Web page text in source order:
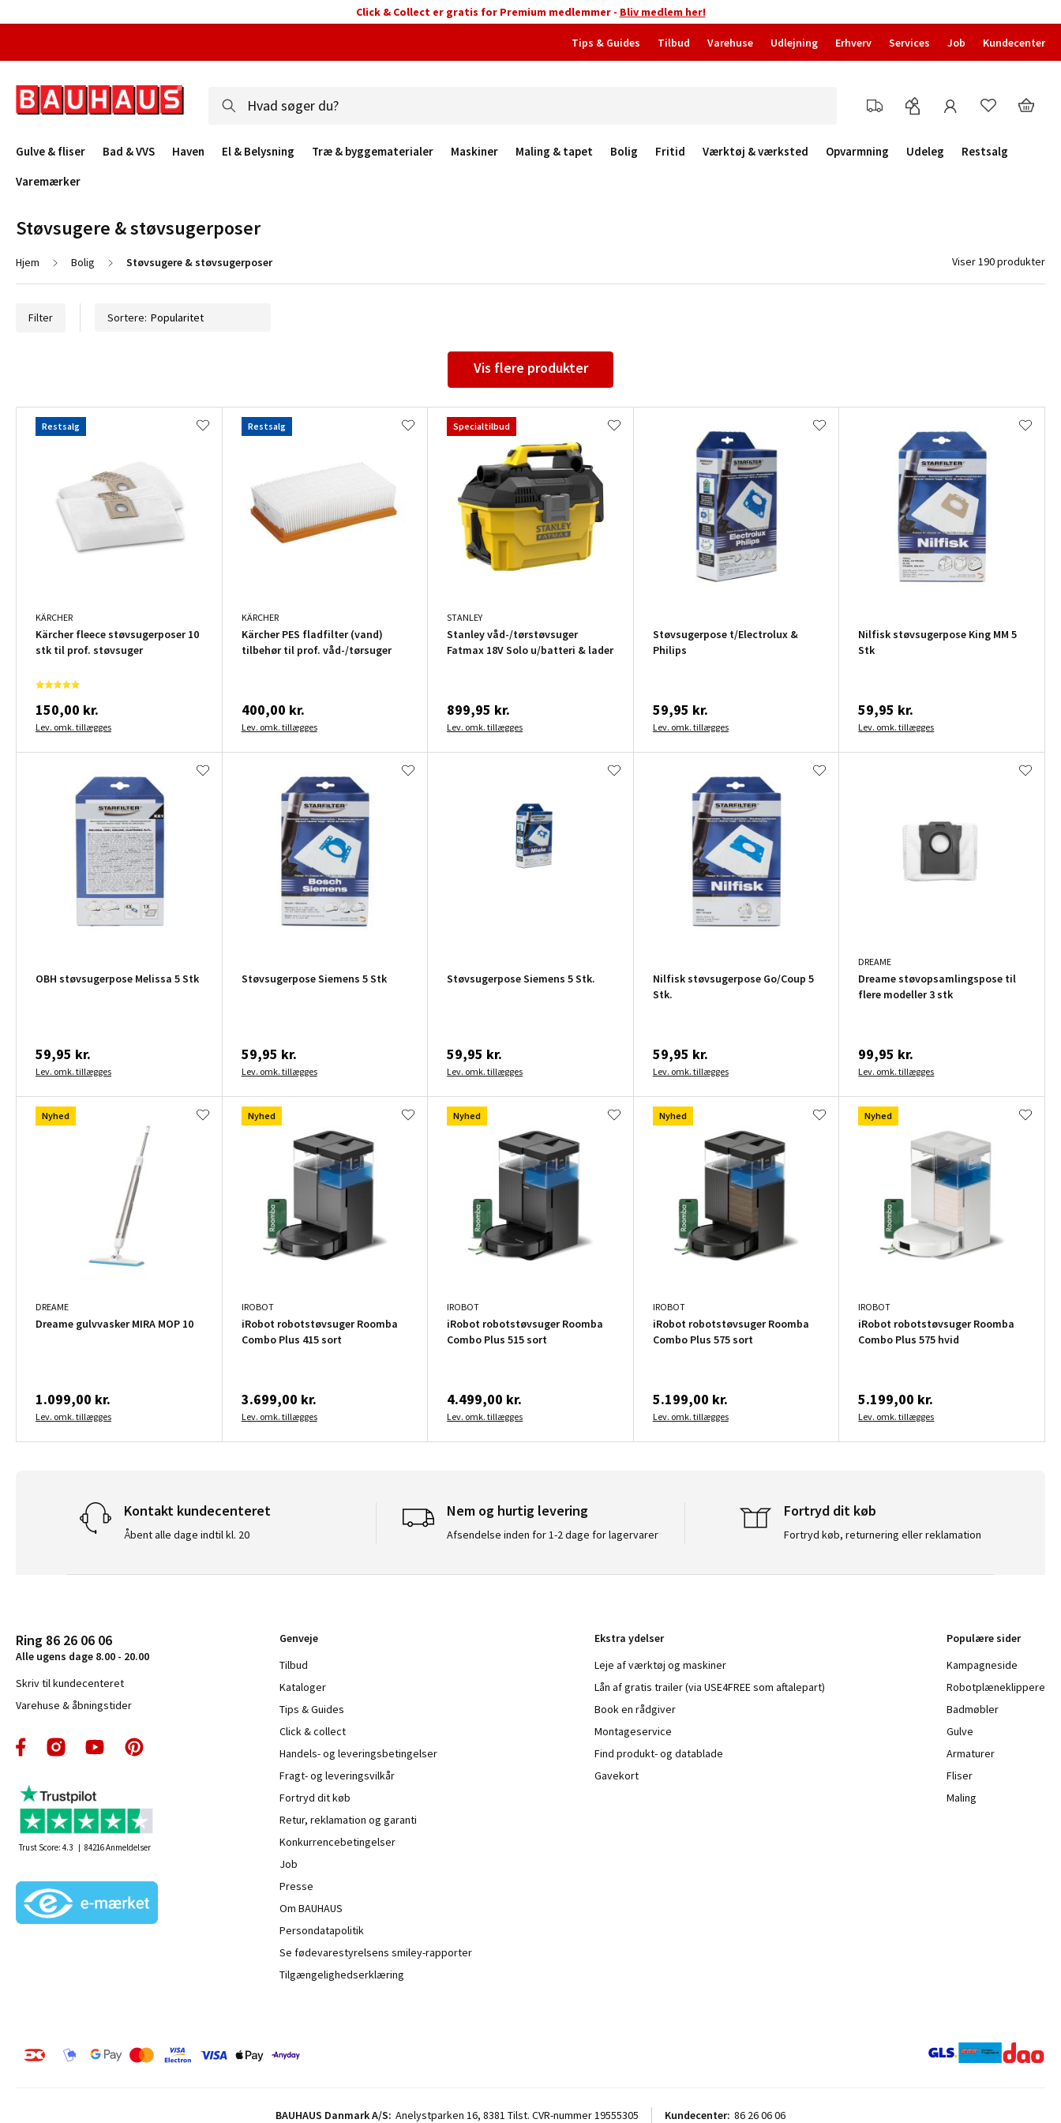
Click & Collect er gratis for Premium medlemmer - Bliv medlem her!
Tips & Guides Tilbud Varehuse Udlejning Erhverv Services Job Kundecenter
Gulve & fliser Bad & VVS Haven El & Belysning Træ & byggematerialer Maskiner Maling & tapet Bolig Fritid Værktøj & værksted Opvarmning Udeleg
Restsalg
Varemærker
Filter Sortere:
Vis flere produkter
Restsalg
KÄRCHER
Kärcher fleece støvsugerposer 10
stk til prof. støvsuger
150,00 kr.
Lev. omk. tillægges
Restsalg
KÄRCHER
Kärcher PES fladfilter (vand)
tilbehør til prof. våd-/tørsuger
400,00 kr.
Lev. omk. tillægges
Specialtilbud
STANLEY
Stanley våd-/tørstøvsuger
Fatmax 18V Solo u/batteri & lader
899,95 kr.
Lev. omk. tillægges
Støvsugerpose t/Electrolux &
Philips
59,95 kr.
Lev. omk. tillægges
Nilfisk støvsugerpose King MM 5
Stk
59,95 kr.
Lev. omk. tillægges
OBH støvsugerpose Melissa 5 Stk
59,95 kr.
Lev. omk. tillægges
Støvsugerpose Siemens 5 Stk
59,95 kr.
Lev. omk. tillægges
Støvsugerpose Siemens 5 Stk.
59,95 kr.
Lev. omk. tillægges
Nilfisk støvsugerpose Go/Coup 5
Stk.
59,95 kr.
Lev. omk. tillægges
DREAME
Dreame støvopsamlingspose til
flere modeller 3 stk
99,95 kr.
Lev. omk. tillægges
Nyhed
DREAME
Dreame gulvvasker MIRA MOP 10
1.099,00 kr.
Lev. omk. tillægges
Nyhed
IROBOT
iRobot robotstøvsuger Roomba
Combo Plus 415 sort
3.699,00 kr.
Lev. omk. tillægges
Nyhed
IROBOT
iRobot robotstøvsuger Roomba
Combo Plus 515 sort
4.499,00 kr.
Lev. omk. tillægges
Nyhed
IROBOT
iRobot robotstøvsuger Roomba
Combo Plus 575 sort
5.199,00 kr.
Lev. omk. tillægges
Nyhed
IROBOT
iRobot robotstøvsuger Roomba
Combo Plus 575 hvid
5.199,00 kr.
Lev. omk. tillægges
Støvsugere & støvsugerposer
Hjem Bolig Støvsugere & støvsugerposer Viser 190 produkter
Kontakt kundecenteret
Åbent alle dage indtil kl. 20
Nem og hurtig levering
Afsendelse inden for 1-2 dage for lagervarer
Fortryd dit køb
Fortryd køb, returnering eller reklamation
Ring 86 26 06 06
Alle ugens dage 8.00 - 20.00
Skriv til kundecenteret
Varehuse & åbningstider
Trust Score: 4.3 84216Anmeldelser
Genveje
Tilbud
Kataloger
Tips & Guides
Click & collect
Handels- og leveringsbetingelser
Fragt- og leveringsvilkår
Fortryd dit køb
Retur, reklamation og garanti
Konkurrencebetingelser
Job
Presse
Om BAUHAUS
Persondatapolitik
Se fødevarestyrelsens smiley-rapporter
Tilgængelighedserklæring
Ekstra ydelser
Leje af værktøj og maskiner
Lån af gratis trailer (via USE4FREE som aftalepart)
Book en rådgiver
Montageservice
Find produkt- og datablade
Gavekort
Populære sider
Kampagneside
Robotplæneklippere
Badmøbler
Gulve
Armaturer
Fliser
Maling
BAUHAUS Danmark A/S: Anelystparken 16, 8381 Tilst. CVR-nummer 19555305 Kundecenter: 86 26 06 06